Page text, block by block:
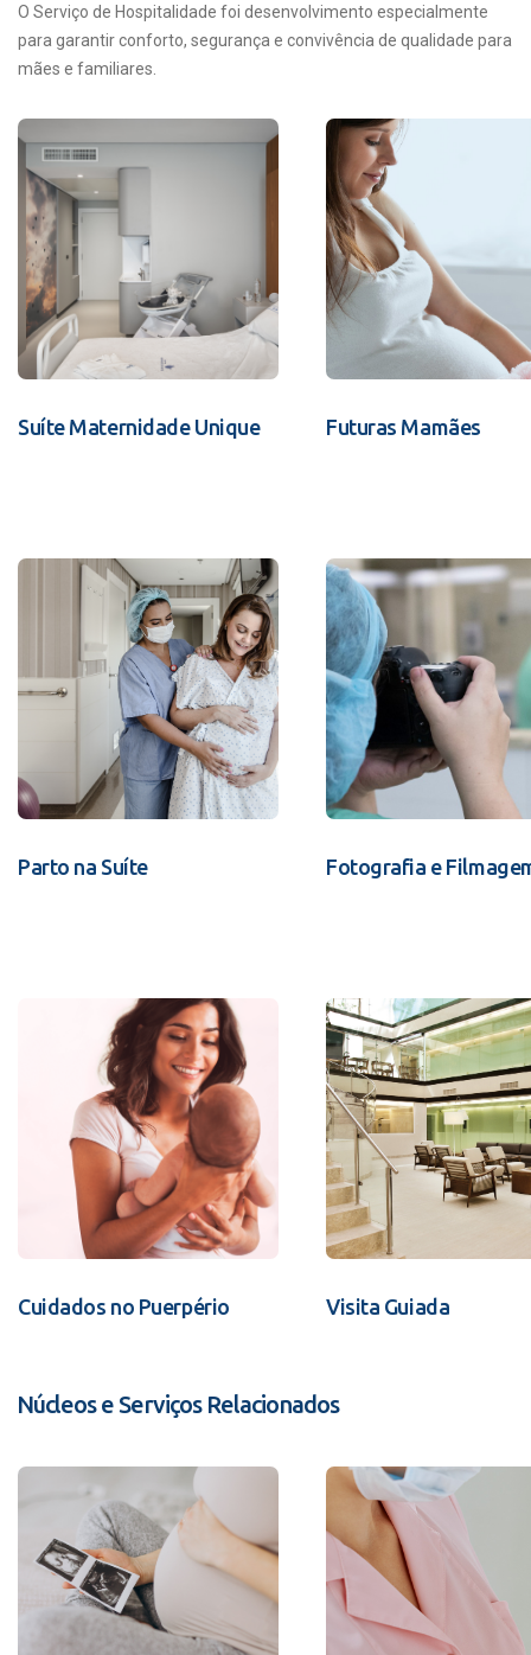
O Serviço de Hospitalidade foi desenvolvimento especialmente
para garantir conforto, segurança e convivência de qualidade para
mães e familiares.
Suíte Maternidade Unique Futuras Mamães
Parto na Suíte Fotografia e
Cuidados no Puerpério Visita Guiada
Núcleos e Serviços Relacionados